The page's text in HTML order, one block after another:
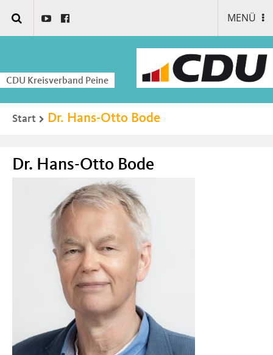
MENÜ
CDU Kreisverband Peine
Start Dr. Hans-Otto Bode
Dr. Hans-Otto Bode